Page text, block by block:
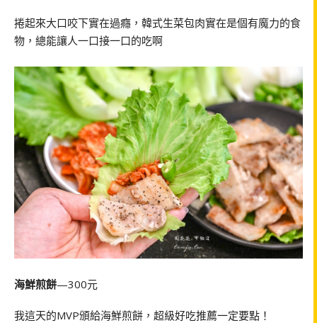
捲起來大口咬下實在過癮，韓式生菜包肉實在是個有魔力的食
物，總能讓人一口接一口的吃啊
海鮮煎餅—300元
我這天的MVP頒給海鮮煎餅，超級好吃推薦一定要點！